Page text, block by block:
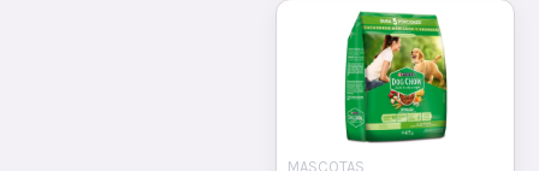
MASCOTAS